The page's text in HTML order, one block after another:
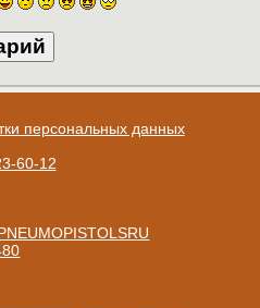
персональных данных
60-12